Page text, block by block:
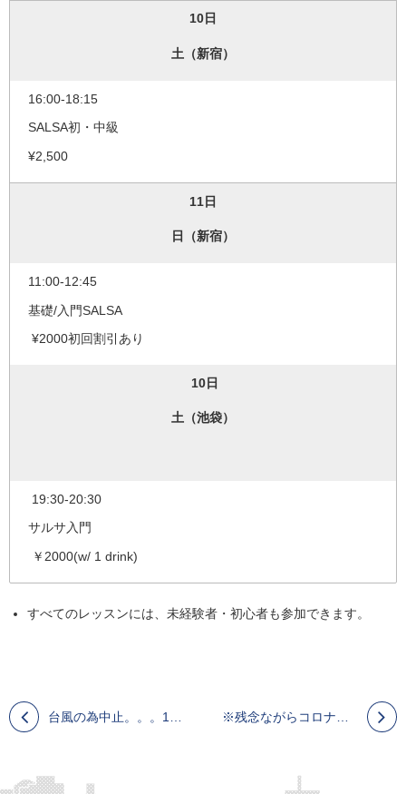
10日
土（新宿）
16:00-18:15
SALSA初・中級
¥2,500
11日
日（新宿）
11:00-12:45
基礎/入門SALSA
¥2000初回割引あり
10日
土（池袋）
19:30-20:30
サルサ入門
￥2000(w/ 1 drink)
すべてのレッスンには、未経験者・初心者も参加できます。
台風の為中止。。。10/10 土曜日 池袋初心者サルサパーティー！